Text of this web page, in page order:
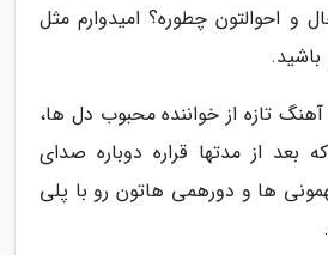
و احوالتون چطوره؟ امیدوارم مثل
باشید.
آهنگ تازه از خواننده محبوب دل ها،
بعد از مدتها قراره دوباره صدای
ها و دورهمی هاتون رو با پلی